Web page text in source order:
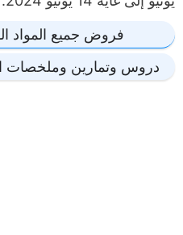
فروض جميع المواد
دروس وتمارين وملخصات